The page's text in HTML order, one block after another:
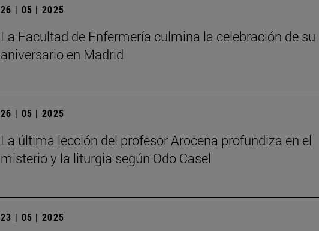
26 | 05 | 2025
La Facultad de Enfermería culmina la celebración de su
aniversario en Madrid
26 | 05 | 2025
La última lección del profesor Arocena profundiza en el
misterio y la liturgia según Odo Casel
23 | 05 | 2025